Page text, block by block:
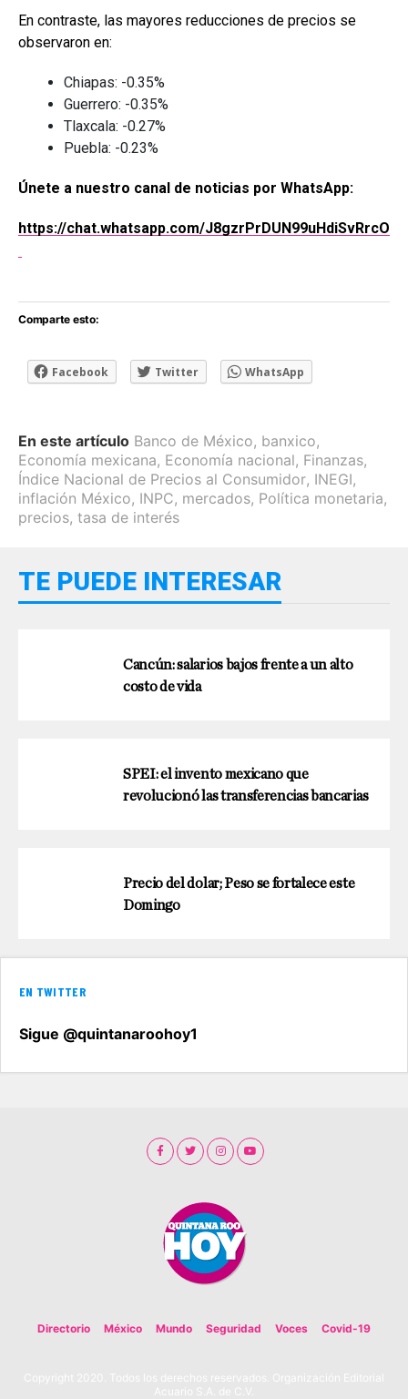
En contraste, las mayores reducciones de precios se
observaron en:
Chiapas: -0.35%
Guerrero: -0.35%
Tlaxcala: -0.27%
Puebla: -0.23%
Únete a nuestro canal de noticias por WhatsApp:
https://chat.whatsapp.com/J8gzrPrDUN99uHdiSvRrcO
Comparte esto:
Facebook Twitter WhatsApp
En este artículo Banco de México, banxico,
Economía mexicana, Economía nacional, Finanzas,
Índice Nacional de Precios al Consumidor, INEGI,
inflación México, INPC, mercados, Política monetaria,
precios, tasa de interés
TE PUEDE INTERESAR
Cancún: salarios bajos frente a un alto
costo de vida
SPEI: el invento mexicano que
revolucionó las transferencias bancarias
Precio del dolar; Peso se fortalece este
Domingo
EN TWITTER
Sigue @quintanaroohoy1
Directorio México Mundo Seguridad Voces Covid-19